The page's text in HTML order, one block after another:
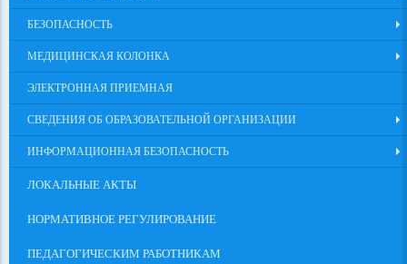
БЕЗОПАСНОСТЬ
МЕДИЦИНСКАЯ КОЛОНКА
ЭЛЕКТРОННАЯ ПРИЕМНАЯ
СВЕДЕНИЯ ОБ ОБРАЗОВАТЕЛЬНОЙ ОРГАНИЗАЦИИ
ИНФОРМАЦИОННАЯ БЕЗОПАСНОСТЬ
ЛОКАЛЬНЫЕ АКТЫ
НОРМАТИВНОЕ РЕГУЛИРОВАНИЕ
ПЕДАГОГИЧЕСКИМ РАБОТНИКАМ